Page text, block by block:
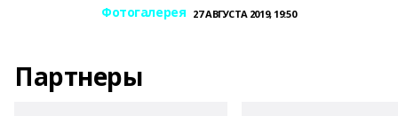
Фотогалерея 27 АВГУСТА 2019, 19:50
Партнеры